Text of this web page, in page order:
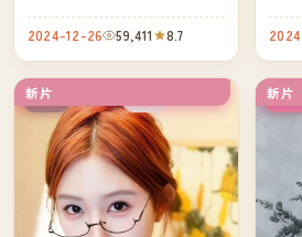
值得推荐观看。
2024-12-26 59,411 8.7
得推
新片
英国 新片
韩国